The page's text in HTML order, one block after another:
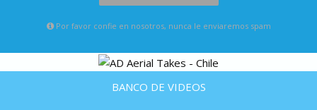
Por favor confie en nosotros, nunca le enviaremos spam
BANCO DE VIDEOS